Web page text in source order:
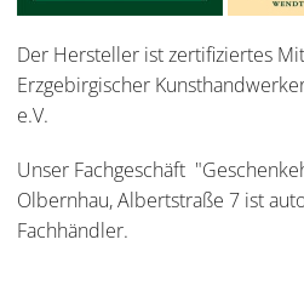
Der Hersteller ist zertifiziertes
Erzgebirgischer
e.V.
Unser Fachgeschäft
Olbernhau, Albertstraße 7 ist
Fachhändler.